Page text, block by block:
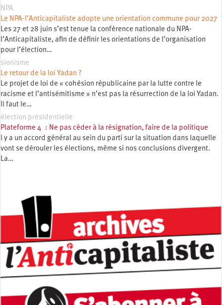
NPA
Le NPA-l’Anticapitaliste adopte une orientation commune pour 2027
Les 27 et 28 juin s’est tenue la conférence nationale du NPA-
l’Anticapitaliste, afin de définir les orientations de l’organisation
pour l’élection…
sionisme
Le retour de la loi Yadan ?
Le projet de loi de « cohésion républicaine par la lutte contre le
racisme et l’antisémitisme » n’est pas la résurrection de la loi Yadan.
Il faut le…
élection présidentielle
Plateforme 4 : Ne pas céder à la résignation, faire de la politique
l y a un accord général au sein du parti sur la situation dans laquelle
vont se dérouler les élections, même si nos conclusions divergent.
La…